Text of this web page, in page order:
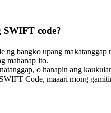
code?
bangko upang
mahanap ito.
o hanapin ang
Code, maaari mong